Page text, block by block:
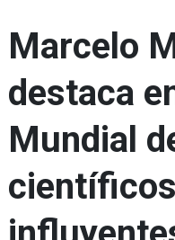
Marcelo
destaca
Mundial